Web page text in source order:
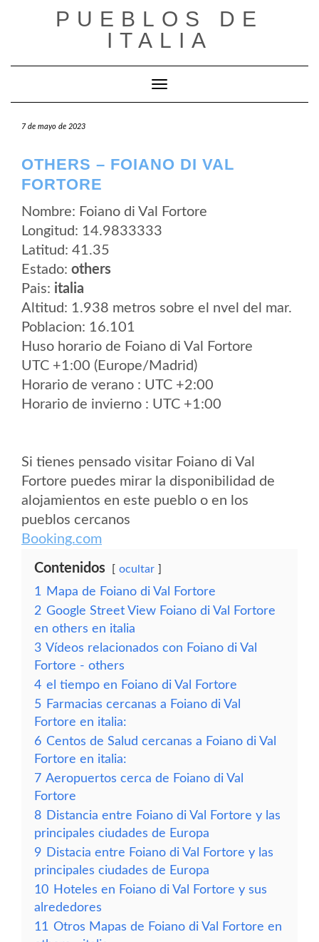
PUEBLOS DE
ITALIA
Cambiar modo de navegación
7 de mayo de 2023
OTHERS – FOIANO DI VAL
FORTORE
Nombre: Foiano di Val Fortore
Longitud: 14.9833333
Latitud: 41.35
Estado: others
Pais: italia
Altitud: 1.938 metros sobre el nvel del mar.
Poblacion: 16.101
Huso horario de Foiano di Val Fortore
UTC +1:00 (Europe/Madrid)
Horario de verano : UTC +2:00
Horario de invierno : UTC +1:00
Si tienes pensado visitar Foiano di Val
Fortore puedes mirar la disponibilidad de
alojamientos en este pueblo o en los
pueblos cercanos
Booking.com
Contenidos ocultar
1
Mapa de Foiano di Val Fortore
2 Google Street View Foiano di Val Fortore
en others en italia
3 Vídeos relacionados con Foiano di Val
Fortore - others
4 el tiempo en Foiano di Val Fortore
5 Farmacias cercanas a Foiano di Val
Fortore en italia:
6 Centos de Salud cercanas a Foiano di Val
Fortore en italia:
7 Aeropuertos cerca de Foiano di Val
Fortore
8 Distancia entre Foiano di Val Fortore y las
principales ciudades de Europa
9 Distacia entre Foiano di Val Fortore y las
principales ciudades de Europa
10 Hoteles en Foiano di Val Fortore y sus
alrededores
11 Otros Mapas de Foiano di Val Fortore en